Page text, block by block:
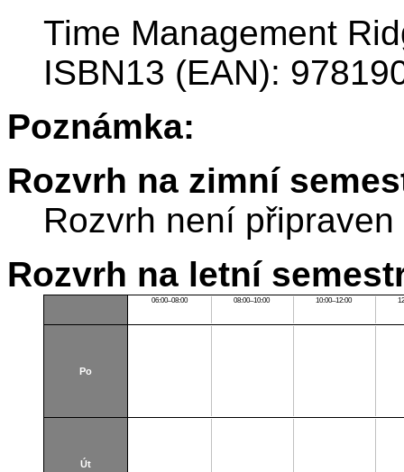
Time Management
ISBN13 (EAN):
Poznámka:
Rozvrh na zimní
Rozvrh není připraven
Rozvrh na letní
06:00–08:00 08:00–10:00 10:00–12:00
Po
Út